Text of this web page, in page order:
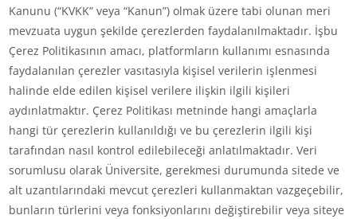
Kanunu (“KVKK” veya “Kanun”) olmak üzere tabi olunan meri
mevzuata uygun şekilde çerezlerden faydalanılmaktadır. İşbu
Çerez Politikasının amacı, platformların kullanımı esnasında
faydalanılan çerezler vasıtasıyla kişisel verilerin işlenmesi
halinde elde edilen kişisel verilere ilişkin ilgili kişileri
aydınlatmaktır. Çerez Politikası metninde hangi amaçlarla
hangi tür çerezlerin kullanıldığı ve bu çerezlerin ilgili kişi
tarafından nasıl kontrol edilebileceği anlatılmaktadır. Veri
sorumlusu olarak Üniversite, gerekmesi durumunda sitede ve
alt uzantılarındaki mevcut çerezleri kullanmaktan vazgeçebilir,
bunların türlerini veya fonksiyonlarını değiştirebilir veya siteye